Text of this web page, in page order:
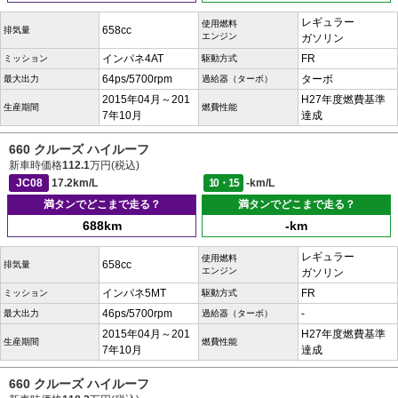
排気量 658cc
使用燃料
エンジン
レギュラー
ガソリン
ミッション インパネ4AT 駆動方式 FR
最大出力 64ps/5700rpm 過給器（ターボ） ターボ
生産期間
2015年04月～201
7年10月
燃費性能
H27年度燃費基準
達成
660 クルーズ ハイルーフ
新車時価格112.1万円(税込)
JC08
17.2km/L 10・15
-km/L
満タンでどこまで走る？
688km
満タンでどこまで走る？
-km
排気量 658cc
使用燃料
エンジン
レギュラー
ガソリン
ミッション インパネ5MT 駆動方式 FR
最大出力 46ps/5700rpm 過給器（ターボ） -
生産期間
2015年04月～201
7年10月
燃費性能
H27年度燃費基準
達成
660 クルーズ ハイルーフ